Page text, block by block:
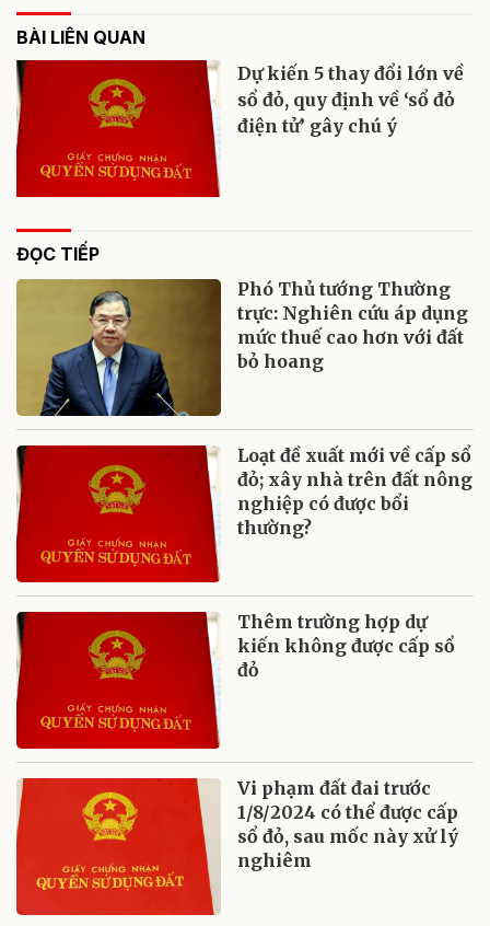
BÀI LIÊN QUAN
Dự kiến 5 thay đổi lớn về
sổ đỏ, quy định về ‘sổ đỏ
điện tử’ gây chú ý
ĐỌC TIẾP
Phó Thủ tướng Thường
trực: Nghiên cứu áp dụng
mức thuế cao hơn với đất
bỏ hoang
Loạt đề xuất mới về cấp sổ
đỏ; xây nhà trên đất nông
nghiệp có được bổi
thường?
Thêm trường hợp dự
kiến không được cấp sổ
đỏ
Vi phạm đất đai trước
1/8/2024 có thể được cấp
sổ đỏ, sau mốc này xử lý
nghiêm